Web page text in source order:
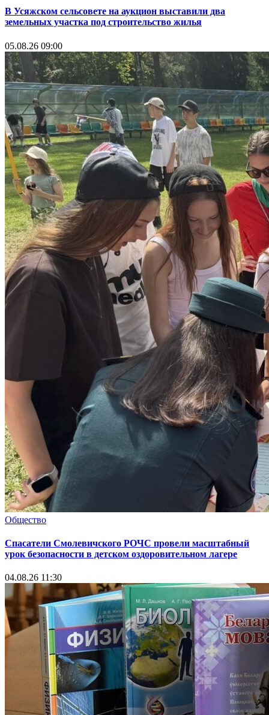
В Усяжском сельсовете на аукцион выставили два
земельных участка под строительство жилья
05.08.26 09:00
Общество
Спасатели Смолевичского РОЧС провели масштабный
урок безопасности в детском оздоровительном лагере
04.08.26 11:30